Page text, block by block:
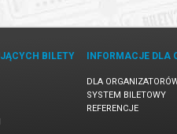
BILETY INFORMACJE DLA
DLA
SYSTEM BILETOWY
REFERENCJE